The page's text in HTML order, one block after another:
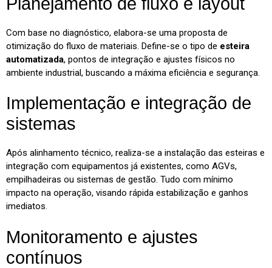
Com base no diagnóstico, elabora-se uma proposta de
otimização do fluxo de materiais. Define-se o tipo de esteira
automatizada, pontos de integração e ajustes físicos no
ambiente industrial, buscando a máxima eficiência e segurança.
Implementação e integração de
sistemas
Após alinhamento técnico, realiza-se a instalação das esteiras e
integração com equipamentos já existentes, como AGVs,
empilhadeiras ou sistemas de gestão. Tudo com mínimo
impacto na operação, visando rápida estabilização e ganhos
imediatos.
Monitoramento e ajustes
contínuos